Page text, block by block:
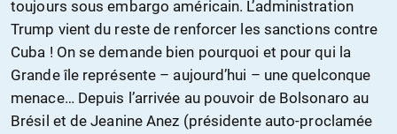
toujours sous embargo américain. L’administration
Trump vient du reste de renforcer les sanctions contre
Cuba ! On se demande bien pourquoi et pour qui la
Grande île représente – aujourd’hui – une quelconque
menace… Depuis l’arrivée au pouvoir de Bolsonaro au
Brésil et de Jeanine Anez (présidente auto-proclamée